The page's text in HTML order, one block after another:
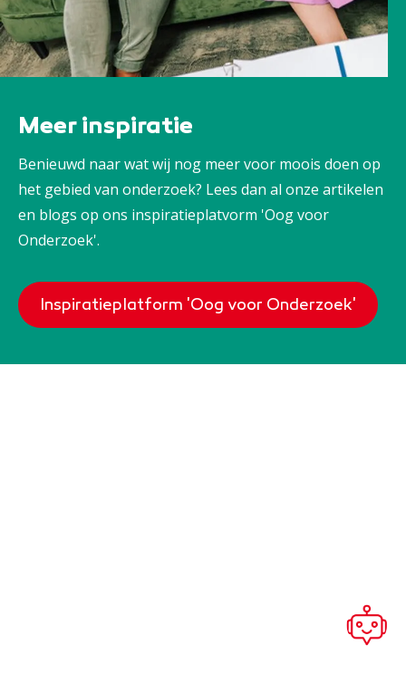
Meer inspiratie
Benieuwd naar wat wij nog meer voor moois doen op
het gebied van onderzoek? Lees dan al onze artikelen
en blogs op ons inspiratieplatvorm 'Oog voor
Onderzoek'.
Inspiratieplatform 'Oog voor Onderzoek'